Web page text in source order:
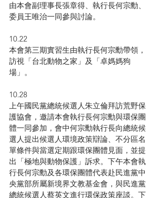
由本會副理事長張章得、執行長何宗勳、
委員王唯治一同參與討論。
10.22
本會第三期實習生由執行長何宗勳帶領，
訪視「台北動物之家」及「卓媽媽狗
場」。
10.28
上午國民黨總統候選人朱立倫拜訪荒野保
護協會，邀請本會執行長何宗勳與環保團
體一同參加，會中何宗勳執行長向總統候
選人提出候選人環境政策辯論、不分區名
單條件與當選定期跟環保團體見面，並提
出「極地與動物保護」訴求。下午本會執
行長何宗勳及各環保團體代表赴民進黨中
央黨部所屬新境界文教基金會，與民進黨
總統候選人蔡英文進行環保政策座談。下